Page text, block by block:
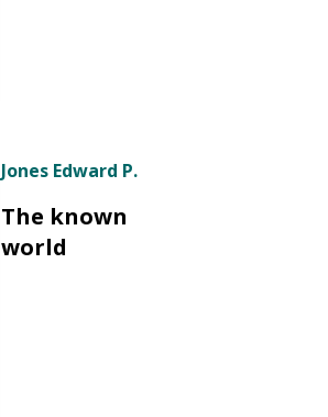
Jones Edward P.
The known
world